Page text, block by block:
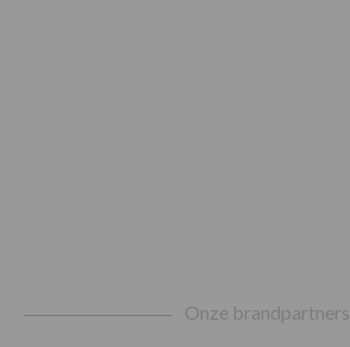
Onze brandpartners